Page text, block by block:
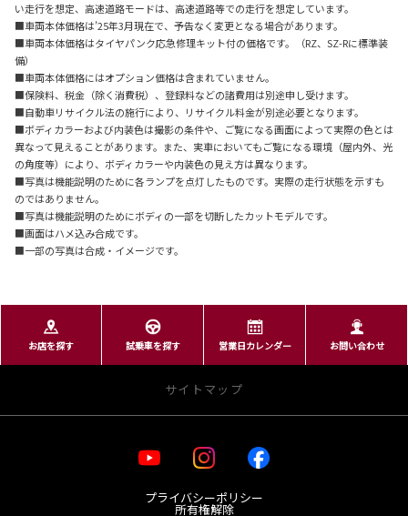
い走行を想定、高速道路モードは、高速道路等での走行を想定しています。
■車両本体価格は’25年3月現在で、予告なく変更となる場合があります。
■車両本体価格はタイヤパンク応急修理キット付の価格です。（RZ、SZ-Rに標準装
備）
■車両本体価格にはオプション価格は含まれていません。
■保険料、税金（除く消費税）、登録料などの諸費用は別途申し受けます。
■自動車リサイクル法の施行により、リサイクル料金が別途必要となります。
■ボディカラーおよび内装色は撮影の条件や、ご覧になる画面によって実際の色とは
異なって見えることがあります。また、実車においてもご覧になる環境（屋内外、光
の角度等）により、ボディカラーや内装色の見え方は異なります。
■写真は機能説明のために各ランプを点灯したものです。実際の走行状態を示すも
のではありません。
■写真は機能説明のためにボディの一部を切断したカットモデルです。
■画面はハメ込み合成です。
■一部の写真は合成・イメージです。
お店を探す 試乗車を探す 営業日カレンダー お問い合わせ
サイトマップ
プライバシーポリシー
所有権解除